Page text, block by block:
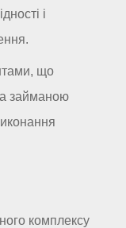
і
що
займаною
комплексу